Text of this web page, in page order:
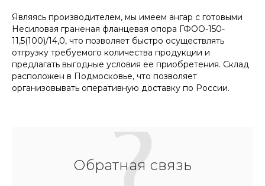
Являясь производителем, мы имеем ангар с готовыми
Несиловая граненая фланцевая опора ГФОО-150-
11,5(100)/14,0, что позволяет быстро осуществлять
отгрузку требуемого количества продукции и
предлагать выгодные условия ее приобретения. Склад
расположен в Подмосковье, что позволяет
организовывать оперативную доставку по России.
Обратная связь